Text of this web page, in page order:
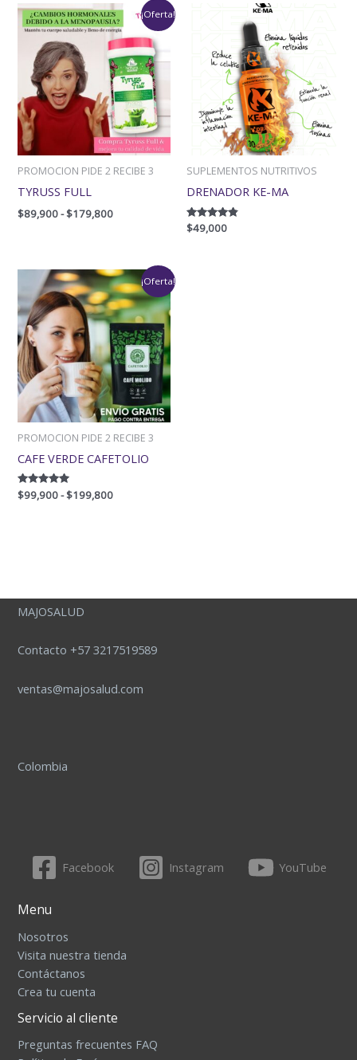
¡Oferta!
PROMOCION PIDE 2 RECIBE 3
TYRUSS FULL
$89,900-$179,800
Rango
de
precios:
desde
$89,900
hasta
$179,800
SUPLEMENTOS NUTRITIVOS
DRENADOR KE-MA
Valorado
con
$49,000
¡Oferta!
PROMOCION PIDE 2 RECIBE 3
CAFE VERDE CAFETOLIO
Valorado
con
$99,900-$199,800
Rango
de
precios:
desde
$99,900
hasta
$199,800
MAJOSALUD
Contacto +57 3217519589
ventas@majosalud.com
Colombia
Facebook Instagram YouTube
Menu
Nosotros
Visita nuestra tienda
Contáctanos
Crea tu cuenta
Servicio al cliente
Preguntas frecuentes FAQ